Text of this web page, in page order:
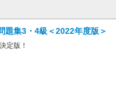
題集3・4級＜2022年度版＞
定版！